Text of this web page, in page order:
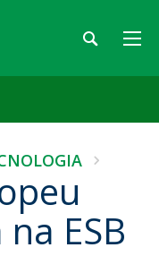
ESB